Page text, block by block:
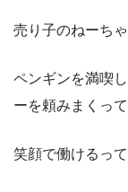
売り子のねーち
ペンギンを満喫
ーを頼みまくって
笑顔で働けるっ